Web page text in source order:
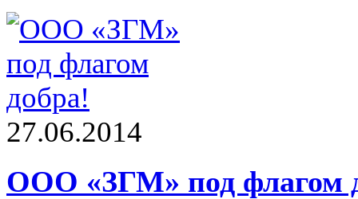
27.06.2014
ООО «ЗГМ» под флагом